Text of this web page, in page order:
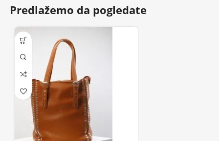
Predlažemo da pogledate